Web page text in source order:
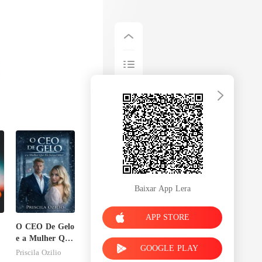
O CEO De Gelo
e a Mulher Que
Ele Jurou
Priscila Ozilio
Baixar App Lera
APP STORE
GOOGLE PLAY